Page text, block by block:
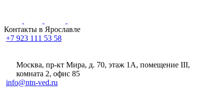
Контакты в Ярославле
+7 923 111 53 58
Москва, пр-кт Мира, д. 70, этаж 1А, помещение III,
комната 2, офис 85
info@ntn-ved.ru